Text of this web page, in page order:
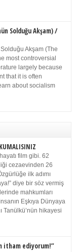
Solduğu Akşam) /
Akşam (The
most controversial
largely because
that it is often
about socialism
film gibi. 62
cezaevinden 26
ilk adımı
diye bir söz vermiş
mahkumları
Eşkıya Dünyaya
Tanülkü’nün hikayesi
itham ediyorum!”